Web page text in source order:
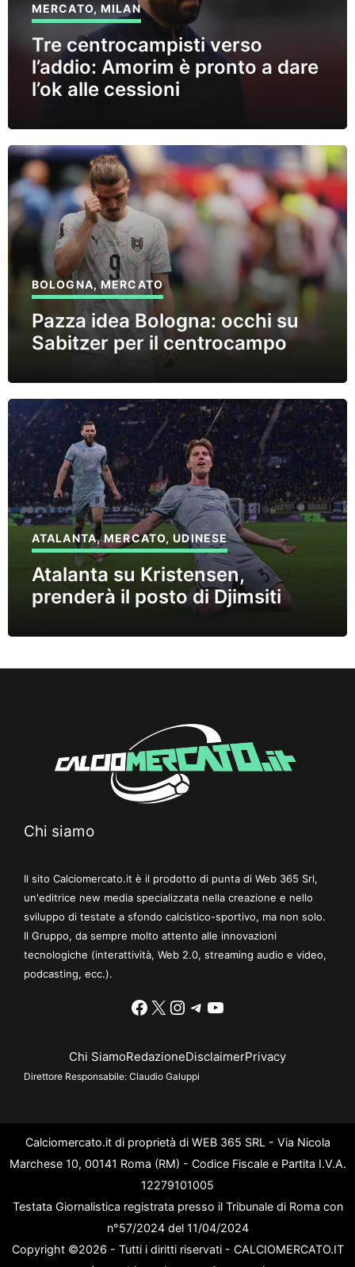
MERCATO,MILAN
Tre centrocampisti verso
l’addio: Amorim è pronto a dare
l’ok alle cessioni
BOLOGNA,MERCATO
Pazza idea Bologna: occhi su
Sabitzer per il centrocampo
ATALANTA,MERCATO,UDINESE
Atalanta su Kristensen,
prenderà il posto di Djimsiti
Chi siamo
Il sito Calciomercato.it è il prodotto di punta di Web 365 Srl,
un'editrice new media specializzata nella creazione e nello
sviluppo di testate a sfondo calcistico-sportivo, ma non solo.
Il Gruppo, da sempre molto attento alle innovazioni
tecnologiche (interattività, Web 2.0, streaming audio e video,
podcasting, ecc.).
Facebook
X Instagram
Telegram
YouTube
Chi SiamoRedazioneDisclaimerPrivacy
Direttore Responsabile: Claudio Galuppi
Calciomercato.it di proprietà di WEB 365 SRL - Via Nicola
Marchese 10, 00141 Roma (RM) - Codice Fiscale e Partita I.V.A.
12279101005
Testata Giornalistica registrata presso il Tribunale di Roma con
n°57/2024 del 11/04/2024
Copyright ©2026 - Tutti i diritti riservati - CALCIOMERCATO.IT